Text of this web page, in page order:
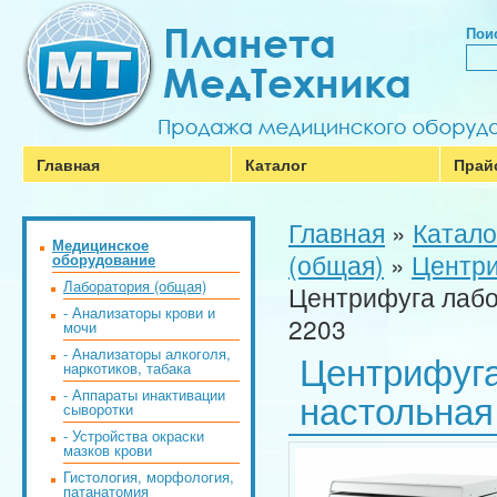
Главная Каталог
Главная »
(общая) »
Центрифуга
2203
Медицинское
оборудование
Лаборатория (общая)
- Анализаторы крови и
мочи
- Анализаторы алкоголя,
наркотиков, табака
- Аппараты инактивации
сыворотки
- Устройства окраски
мазков крови
Гистология, морфология,
патанатомия